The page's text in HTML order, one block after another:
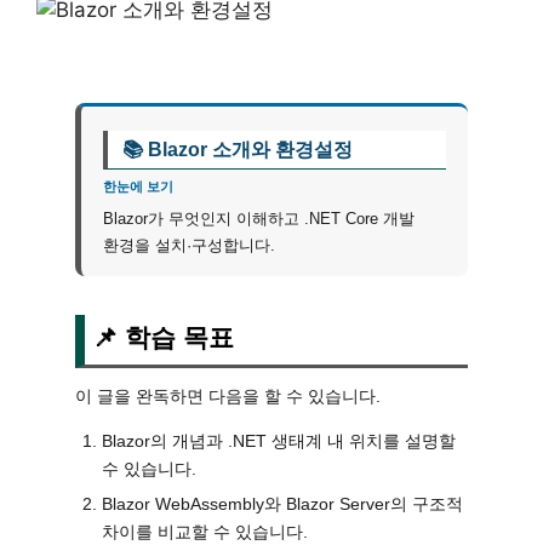
📚 Blazor 소개와 환경설정
한눈에 보기
Blazor가 무엇인지 이해하고 .NET Core 개발
환경을 설치·구성합니다.
📌 학습 목표
이 글을 완독하면 다음을 할 수 있습니다.
Blazor의 개념과 .NET 생태계 내 위치를 설명할
수 있습니다.
Blazor WebAssembly와 Blazor Server의 구조적
차이를 비교할 수 있습니다.